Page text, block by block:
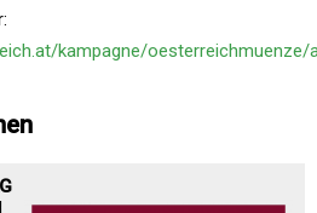
kampagne/oesterreichmuenze/